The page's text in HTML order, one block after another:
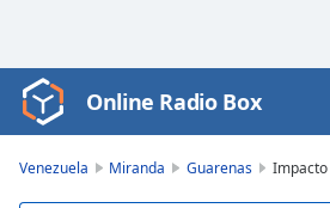
Video
Player
Online Radio Box
Venezuela Miranda Guarenas Impacto